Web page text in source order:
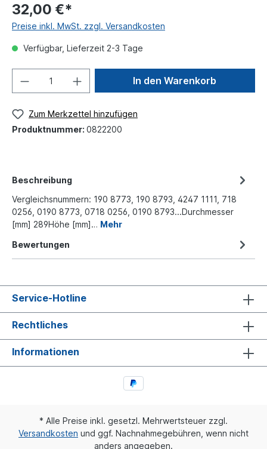
32,00 €*
Preise inkl. MwSt. zzgl. Versandkosten
Verfügbar, Lieferzeit 2-3 Tage
In den Warenkorb
Zum Merkzettel hinzufügen
Produktnummer: 0822200
Beschreibung
Vergleichsnummern: 190 8773, 190 8793, 4247 1111, 718
0256, 0190 8773, 0718 0256, 0190 8793...Durchmesser
[mm] 289Höhe [mm]… Mehr
Bewertungen
Service-Hotline
Rechtliches
Informationen
* Alle Preise inkl. gesetzl. Mehrwertsteuer zzgl.
Versandkosten und ggf. Nachnahmegebühren, wenn nicht
anders angegeben.